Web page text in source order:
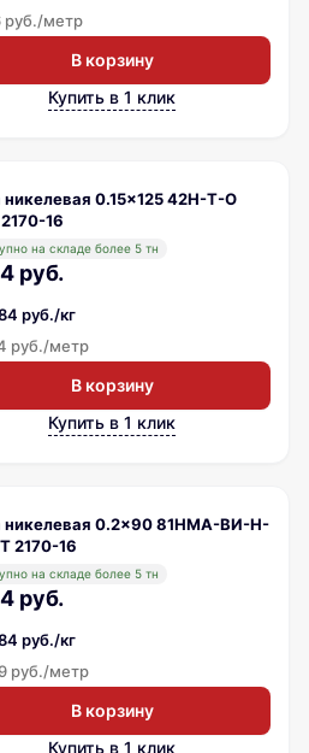
руб./метр
В корзину
Купить в 1 клик
никелевая 0.15x125 42Н-Т-О
16
на складе более 5 тн
руб.
руб./кг
руб./метр
В корзину
Купить в 1 клик
никелевая 0.2x90 81НМА-ВИ-Н-
2170-16
на складе более 5 тн
руб.
руб./кг
руб./метр
В корзину
Купить в 1 клик